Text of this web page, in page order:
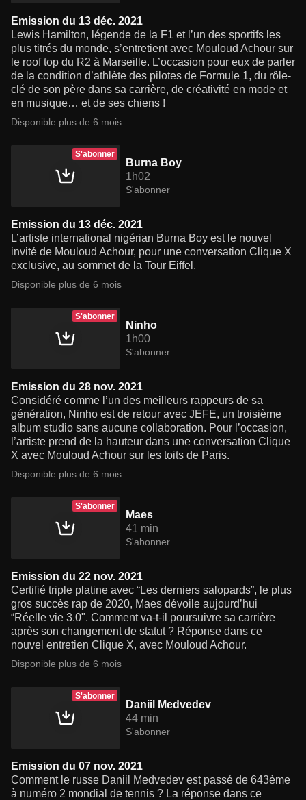
Emission du 13 déc. 2021
Lewis Hamilton, légende de la F1 et l’un des sportifs les
plus titrés du monde, s’entretient avec Mouloud Achour sur
le roof top du R2 à Marseille. L’occasion pour eux de parler
de la condition d’athlète des pilotes de Formule 1, du rôle-
clé de son père dans sa carrière, de créativité en mode et
en musique… et de ses chiens !
Disponible plus de 6 mois
S'abonner
Burna Boy
1h02
S'abonner
Emission du 13 déc. 2021
L’artiste international nigérian Burna Boy est le nouvel
invité de Mouloud Achour, pour une conversation Clique X
exclusive, au sommet de la Tour Eiffel.
Disponible plus de 6 mois
S'abonner
Ninho
1h00
S'abonner
Emission du 28 nov. 2021
Considéré comme l’un des meilleurs rappeurs de sa
génération, Ninho est de retour avec JEFE, un troisième
album studio sans aucune collaboration. Pour l’occasion,
l’artiste prend de la hauteur dans une conversation Clique
X avec Mouloud Achour sur les toits de Paris.
Disponible plus de 6 mois
S'abonner
Maes
41 min
S'abonner
Emission du 22 nov. 2021
Certifié triple platine avec “Les derniers salopards”, le plus
gros succès rap de 2020, Maes dévoile aujourd’hui
“Réelle vie 3.0". Comment va-t-il poursuivre sa carrière
après son changement de statut ? Réponse dans ce
nouvel entretien Clique X, avec Mouloud Achour.
Disponible plus de 6 mois
S'abonner
Daniil Medvedev
44 min
S'abonner
Emission du 07 nov. 2021
Comment le russe Daniil Medvedev est passé de 643ème
à numéro 2 mondial de tennis ? La réponse dans ce